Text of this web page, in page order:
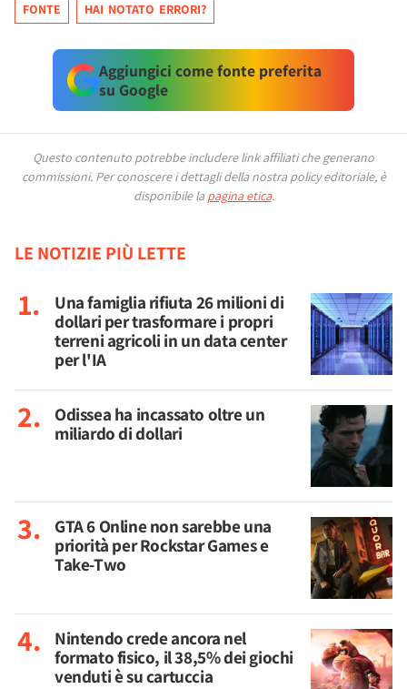
FONTE HAI NOTATO ERRORI?
Aggiungici come fonte preferita
su Google
Questo contenuto potrebbe includere link affiliati che generano
commissioni. Per conoscere i dettagli della nostra policy editoriale, è
disponibile la pagina etica.
LE NOTIZIE PIÙ LETTE
Una famiglia rifiuta 26 milioni di
dollari per trasformare i propri
terreni agricoli in un data center
per l'IA
Odissea ha incassato oltre un
miliardo di dollari
GTA 6 Online non sarebbe una
priorità per Rockstar Games e
Take-Two
Nintendo crede ancora nel
formato fisico, il 38,5% dei giochi
venduti è su cartuccia